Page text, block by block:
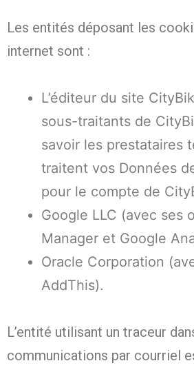
Les entités déposant les
internet sont :
L’éditeur du site
sous-traitants de
savoir les prestataires
traitent vos Données
pour le compte de
Google LLC (avec ses
Manager et Google
Oracle Corporation
AddThis).
L’entité utilisant un traceur
communications par courriel